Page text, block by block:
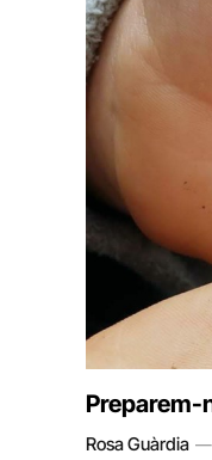
Preparem-
Rosa Guàrdia